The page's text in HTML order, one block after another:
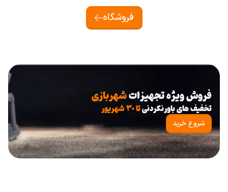
فروشگاه
فروش ویژه تجهیزاتشهربازی
تخفیف های باورنکردنیتا ۳۰ شهریور
شروع خرید